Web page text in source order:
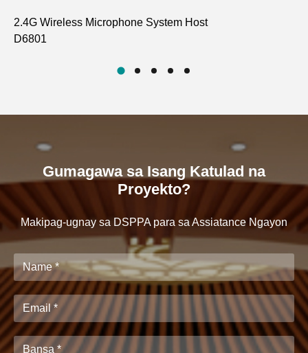
2.4G Wireless Microphone System Host
D6801
Gumagawa sa Isang Katulad na
Proyekto?
Makipag-ugnay sa DSPPA para sa Assiatance Ngayon